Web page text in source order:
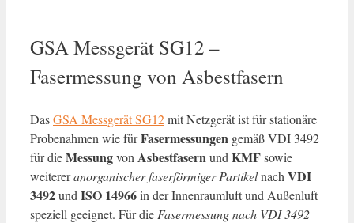
GSA Messgerät SG12 –
Fasermessung von Asbestfasern
DasGSA Messgerät SG12mit Netzgerät ist für stationäre
Probenahmen wie fürFasermessungen gemäß VDI 3492
für dieMessungvon Asbestfasernund KMFsowie
weitereranorganischer faserförmiger Partikelnach VDI
3492und ISO 14966in der Innenraumluft und Außenluft
speziell geeignet. Für die Fasermessung nach VDI 3492